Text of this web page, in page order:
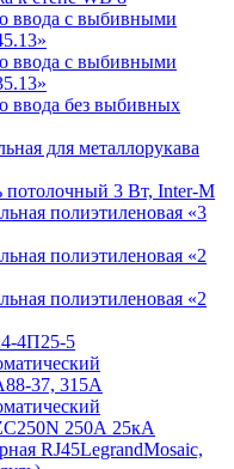
ввода с выбивными
ввода с выбивными
ввода без выбивных
для металлорукава
потолочный 3 Вт, Inter-M
полиэтиленовая «3
полиэтиленовая «2
полиэтиленовая «2
4П25-5
37, 315А
250А 25кА
RJ45LegrandMosaic,